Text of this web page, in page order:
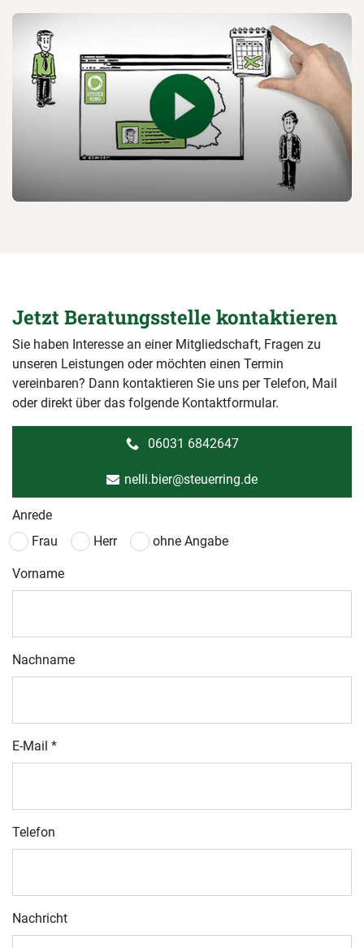
Jetzt Beratungsstelle kontaktieren
Sie haben Interesse an einer Mitgliedschaft, Fragen zu
unseren Leistungen oder möchten einen Termin
vereinbaren? Dann kontaktieren Sie uns per Telefon, Mail
oder direkt über das folgende Kontaktformular.
06031 6842647
nelli.bier@steuerring.de
Anrede
Frau
Herr ohne Angabe
Vorname
Nachname
E-Mail *
Telefon
Nachricht